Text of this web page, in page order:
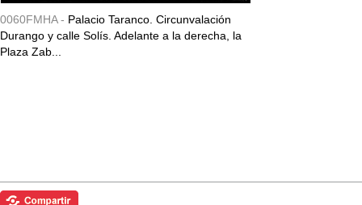
0060FMHA - Palacio Taranco. Circunvalación
Durango y calle Solís. Adelante a la derecha, la
Plaza Zab...